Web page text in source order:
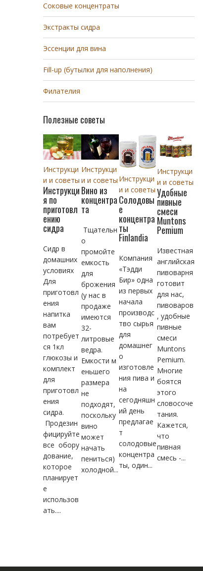
Соковые концентраты
Экстракты сидра
Эссенции для вина
Fill-up (бутылки для наполнения)
Филателия
Полезные советы
Инструкци
и и советы
Инструкци
я по
приготовл
ению
сидра
Сидр в
домашних
условиях
Для
приготовл
ения
напитка
вам
потребует
ся 1кл
глюкозы и
комплект
для
приготовл
ения
сидра.
Продезин
фицируйте
все обору
дование,
которое
планирует
е
использов
ать....
Инструкци
и и советы
Вино из
концентра
та
Тщательн
о
промойте
емкость
для
брожения
(у нас в
продаже
имеются
32-
литровые
ведра.
Емкости м
еньшего
размера
не
подходят,
поскольку
вино
может
начать
пениться)
холодной...
Инструкци
и и советы
Солодовы
е
концентра
ты
Finlandia
Компания
«Тэдди
Бир» одна
из первых
начала
производс
тво сырья
для
домашнег
о
изготовле
ния пива и
на
сегодняшн
ий день
предлагае
т
солодовые
концентра
ты, один...
Инструкци
и и советы
Удобные
пивные
смеси
Muntons
Pemium
Известная
английская
пивоварня
готовит
для нас,
пивоваров
, удобные
пивные
смеси
Muntons
Pemium.
Многие
боятся
этого
словосоче
тания.
Кажется,
что
пивная
смесь -...